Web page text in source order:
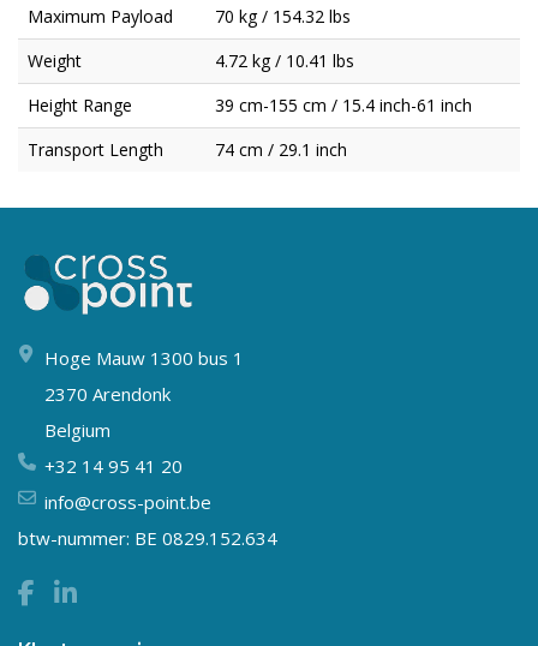
Maximum Payload
70 kg / 154.32 lbs
Weight
4.72 kg / 10.41 lbs
Height Range
39 cm-155 cm / 15.4 inch-61 inch
Transport Length
74 cm / 29.1 inch
Hoge Mauw 1300 bus 1
2370 Arendonk
Belgium
+32 14 95 41 20
info@cross-point.be
btw-nummer: BE 0829.152.634